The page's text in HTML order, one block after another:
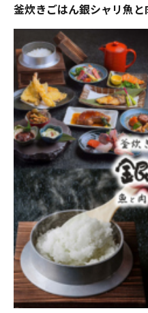
釜炊きごはん銀シャリ魚